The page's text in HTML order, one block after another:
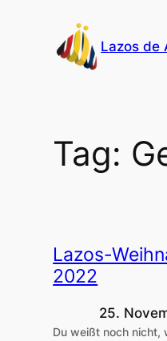
Lazos de
Tag:
Lazos-
2022
25.
Du weißt noch nicht,